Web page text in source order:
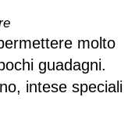
molto
guadagni.
intese speciali